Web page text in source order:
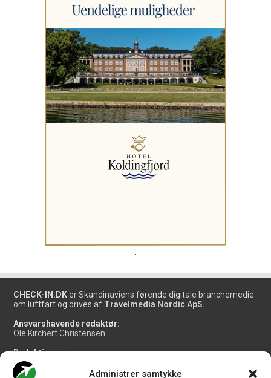
Administrer samtykke
CHECK-IN.DK er Skandinaviens førende digitale branchemedie
om luftfart og drives af Travelmedia Nordic ApS.
Ansvarshavende redaktør:
Ole Kirchert Christensen
Redaktionen:
Christian Granhøj Skouboe
Henrik Baumgarten